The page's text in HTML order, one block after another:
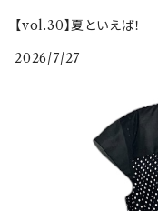
【vol.30】夏といえば！
2026/7/27